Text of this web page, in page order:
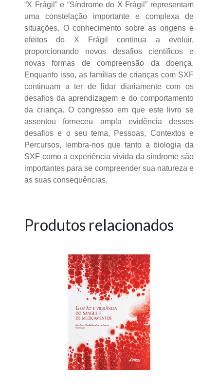
“X Frágil” e “Síndrome do X Frágil” representam
uma constelação importante e complexa de
situações. O conhecimento sobre as origens e
efeitos do X Frágil continua a evoluir,
proporcionando novos desafios científicos e
novas formas de compreensão da doença.
Enquanto isso, as famílias de crianças com SXF
continuam a ter de lidar diariamente com os
desafios da aprendizagem e do comportamento
da criança. O congresso em que este livro se
assentou forneceu ampla evidência desses
desafios e o seu tema, Pessoas, Contextos e
Percursos, lembra-nos que tanto a biologia da
SXF como a experiência vivida da síndrome são
importantes para se compreender sua natureza e
as suas consequências.
Produtos relacionados